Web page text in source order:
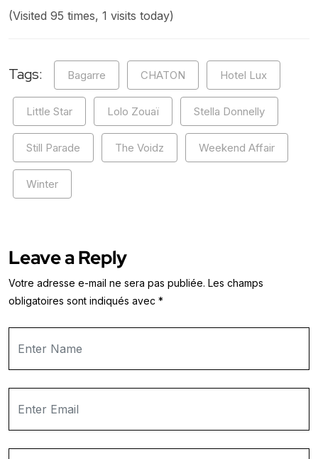
(Visited 95 times, 1 visits today)
Tags: Bagarre CHATON Hotel Lux
Little Star Lolo Zouaï Stella Donnelly
Still Parade The Voidz Weekend Affair
Winter
Leave a Reply
Votre adresse e-mail ne sera pas publiée. Les champs
obligatoires sont indiqués avec *